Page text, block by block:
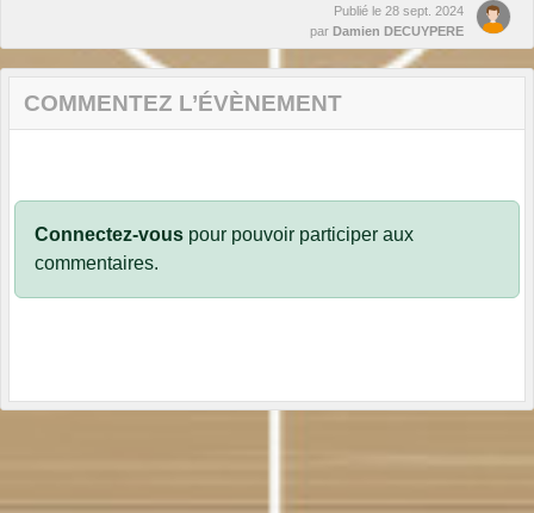
Publié le 28 sept. 2024
par Damien DECUYPERE
COMMENTEZ L’ÉVÈNEMENT
Connectez-vous pour pouvoir participer aux
commentaires.